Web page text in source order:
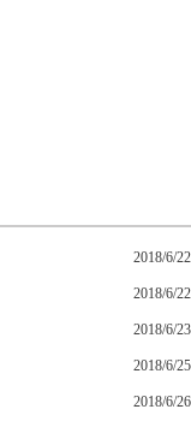
2018/6/22
2018/6/22
2018/6/23
2018/6/25
2018/6/26